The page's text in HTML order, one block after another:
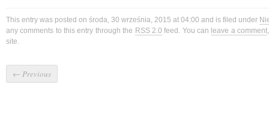
This entry was posted on środa, 30 września, 2015 at 04:00 and is filed under
any comments to this entry through the RSS 2.0 feed. You can leave a comment
site.
← Previous